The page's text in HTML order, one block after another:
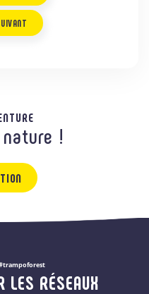
!
LES RÉSEAUX